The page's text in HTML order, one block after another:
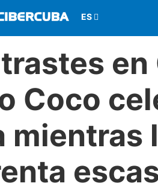
en
Coco
mientras